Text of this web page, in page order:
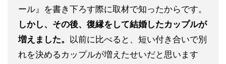
ール』を書き下ろす際に取材で知ったからです。
しかし、その後、復縁をして結婚したカップルが
増えました。 以前に比べると、短い付き合いで別
れを決めるカップルが増えたせいだと思います